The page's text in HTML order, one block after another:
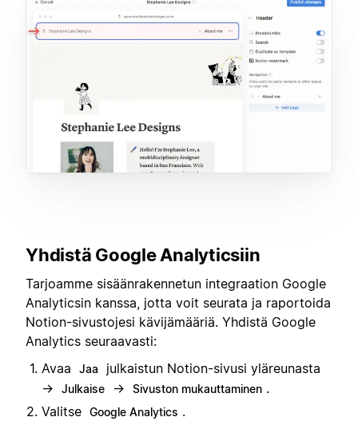
Yhdistä Google Analyticsiin
Tarjoamme sisäänrakennetun integraation Google
Analyticsin kanssa, jotta voit seurata ja raportoida
Notion-sivustojesi kävijämääriä. Yhdistä Google
Analytics seuraavasti:
Avaa
Jaa
julkaistun Notion-sivusi yläreunasta
→
Julkaise → Sivuston mukauttaminen .
Valitse Google Analytics .